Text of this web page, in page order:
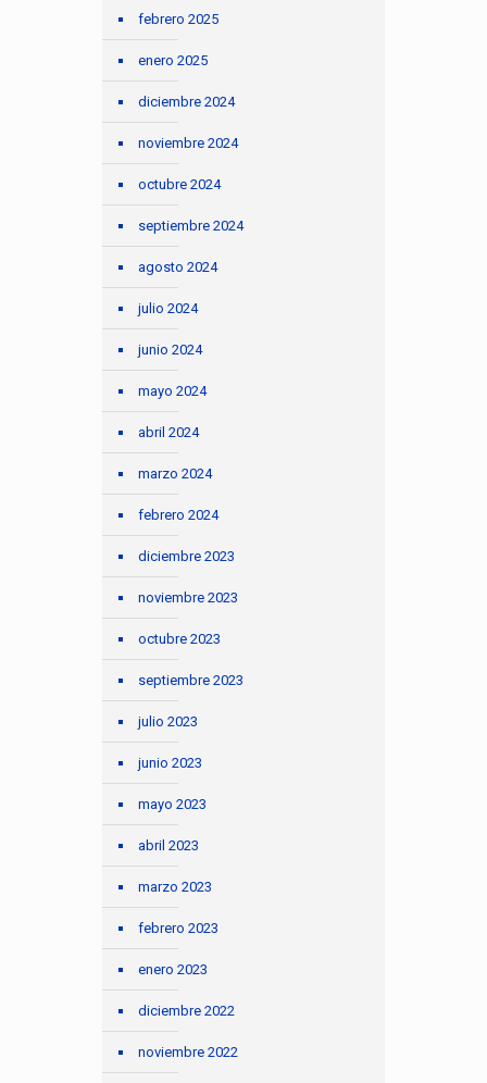
febrero 2025
enero 2025
diciembre 2024
noviembre 2024
octubre 2024
septiembre 2024
agosto 2024
julio 2024
junio 2024
mayo 2024
abril 2024
marzo 2024
febrero 2024
diciembre 2023
noviembre 2023
octubre 2023
septiembre 2023
julio 2023
junio 2023
mayo 2023
abril 2023
marzo 2023
febrero 2023
enero 2023
diciembre 2022
noviembre 2022